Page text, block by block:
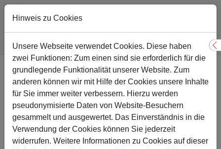
Zum Hauptinhalt springen
Sie sind hier:
Gesamtschule Nachricht
Im Gedenken an Ernst-
Wilhelm Kemper
20.03.2022
Hinweis zu Cookies
Unsere Webseite verwendet Cookies. Diese haben
zwei Funktionen: Zum einen sind sie erforderlich für die
grundlegende Funktionalität unserer Website. Zum
anderen können wir mit Hilfe der Cookies unsere Inhalte
für Sie immer weiter verbessern. Hierzu werden
pseudonymisierte Daten von Website-Besuchern
gesammelt und ausgewertet. Das Einverständnis in die
Verwendung der Cookies können Sie jederzeit
widerrufen. Weitere Informationen zu Cookies auf dieser